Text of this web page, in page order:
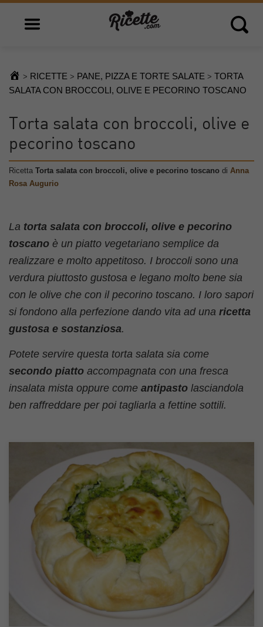
Open main menu Open
> RICETTE > PANE, PIZZA E TORTE SALATE > TORTA
SALATA CON BROCCOLI, OLIVE E PECORINO TOSCANO
Torta salata con broccoli, olive e
pecorino toscano
Ricetta Torta salata con broccoli, olive e pecorino toscano di Anna
Rosa Augurio
La torta salata con broccoli, olive e pecorino
toscano è un piatto vegetariano semplice da
realizzare e molto appetitoso. I broccoli sono una
verdura piuttosto gustosa e legano molto bene sia
con le olive che con il pecorino toscano. I loro sapori
si fondono alla perfezione dando vita ad una ricetta
gustosa e sostanziosa.
Potete servire questa torta salata sia come
secondo piatto accompagnata con una fresca
insalata mista oppure come antipasto lasciandola
ben raffreddare per poi tagliarla a fettine sottili.